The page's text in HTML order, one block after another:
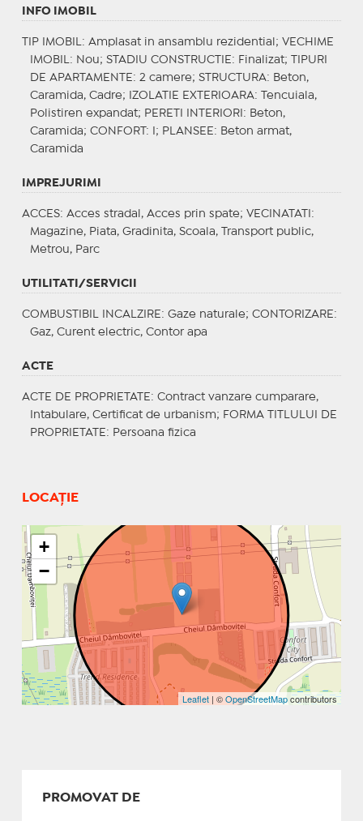
INFO IMOBIL
TIP IMOBIL : Amplasat in ansamblu rezidential; VECHIME
IMOBIL : Nou; STADIU CONSTRUCTIE : Finalizat;
TIPURI
DE APARTAMENTE : 2 camere; STRUCTURA: Beton,
Caramida, Cadre;
IZOLATIE EXTERIOARA: Tencuiala,
Polistiren expandat; PERETI INTERIORI : Beton,
Caramida; CONFORT : I; PLANSEE : Beton armat,
Caramida
IMPREJURIMI
ACCES: Acces stradal, Acces prin spate; VECINATATI :
Magazine, Piata, Gradinita, Scoala, Transport public,
Metrou, Parc
UTILITATI/SERVICII
COMBUSTIBIL INCALZIRE : Gaze naturale; CONTORIZARE :
Gaz, Curent electric, Contor apa
ACTE
ACTE DE PROPRIETATE : Contract vanzare cumparare,
Intabulare, Certificat de urbanism; FORMA TITLULUI DE
PROPRIETATE : Persoana fizica
LOCAȚIE
+
−
Leaflet | ©OpenStreetMapcontributors
PROMOVAT DE